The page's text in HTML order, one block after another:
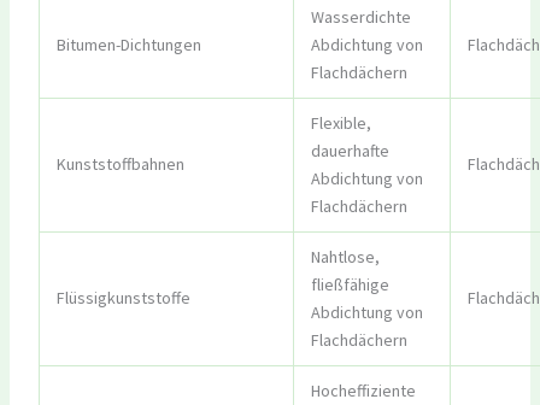
Bitumen-Dichtungen
Wasserdichte
Abdichtung von
Flachdächern
Kunststoffbahnen
Flexible,
dauerhafte
Abdichtung von
Flachdächern
Flüssigkunststoffe
Nahtlose,
fließfähige
Abdichtung von
Flachdächern
Hocheffiziente